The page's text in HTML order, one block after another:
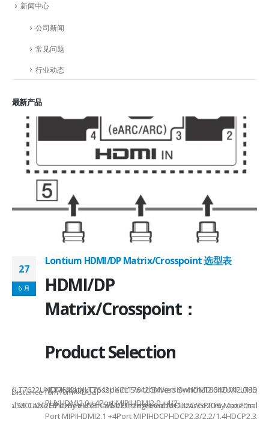
新闻中心
公司新闻
常见问题
行业动态
最新产品
MCUI2C/GPIOBy external MCUIntegrated MCUI2C/GPIOBy external
CableEthernet/USB CableEthernet CableDistance20m Max20m
27
6 月
Lontium HDMI/DP Matrix/Crosspoint 选型表
HDMI/DP
Matrix/Crosspoint：
Product Selection
HDMI MatrixCrosspoint SwitchMixed
PHYHDMI2.0 +4Port MIPIHDMI2.0 +4/2-
Port MIPIHDMI2.1 +4Port MIPIHDCPHDCP2.3/2.2/1.4HDCP2.3/